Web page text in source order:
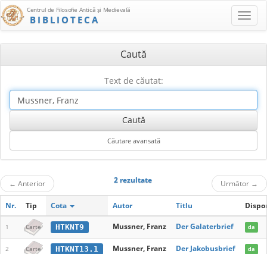
Centrul de Filosofie Antică şi Medievală
BIBLIOTECA
Caută
Text de căutat:
← Anterior 2 rezultate Următor →
Nr. Tip Cota Autor Titlu
1 Carte HTKNT9 Mussner, Franz Der Galaterbrief da
2 Carte HTKNT13.1 Mussner, Franz Der Jakobusbrief da